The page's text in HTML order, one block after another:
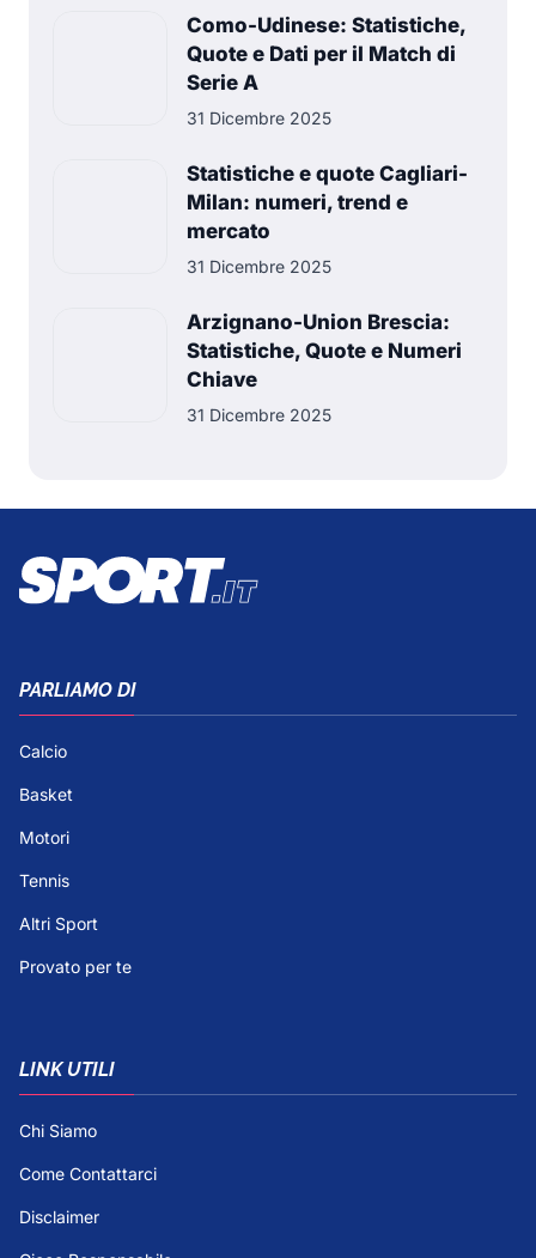
Como-Udinese: Statistiche,
Quote e Dati per il Match di
Serie A
31 Dicembre 2025
Statistiche e quote Cagliari-
Milan: numeri, trend e
mercato
31 Dicembre 2025
Arzignano-Union Brescia:
Statistiche, Quote e Numeri
Chiave
31 Dicembre 2025
PARLIAMO DI
Calcio
Basket
Motori
Tennis
Altri Sport
Provato per te
LINK UTILI
Chi Siamo
Come Contattarci
Disclaimer